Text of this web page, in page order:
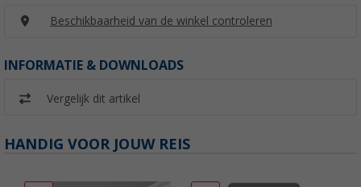
Beschikbaarheid van de winkel controleren
INFORMATIE & DOWNLOADS
Vergelijk dit artikel
HANDIG VOOR JOUW REIS